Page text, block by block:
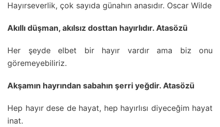
Hayırseverlik, çok sayıda günahın anasıdır. Oscar Wilde
Akıllı düşman, akılsız dosttan hayırlıdır. Atasözü
Her şeyde elbet bir hayır vardır ama biz onu
göremeyebiliriz.
Akşamın hayrından sabahın şerri yeğdir. Atasözü
Hep hayır dese de hayat, hep hayırlısı diyeceğim hayat
inat.